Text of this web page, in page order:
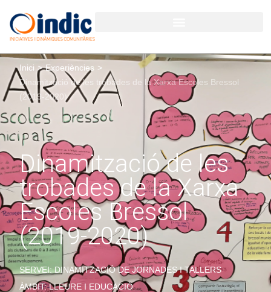
Inici > Experiències >
Dinamització de les trobades de la Xarxa Escoles Bressol
(2019-2020)
Dinamització de les
trobades de la Xarxa
Escoles Bressol
(2019-2020)
SERVEI: DINAMITZACIÓ DE JORNADES I TALLERS
ÀMBIT: LLEURE I EDUCACIÓ